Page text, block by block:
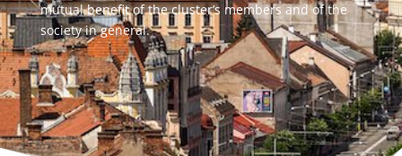
mutual benefit of the cluster’s members and of the
society in general.